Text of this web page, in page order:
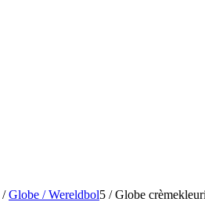
/ Globe / Wereldbol5 / Globe